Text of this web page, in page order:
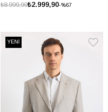
%67
₺2.999,90
₺8.999,90
YENİ